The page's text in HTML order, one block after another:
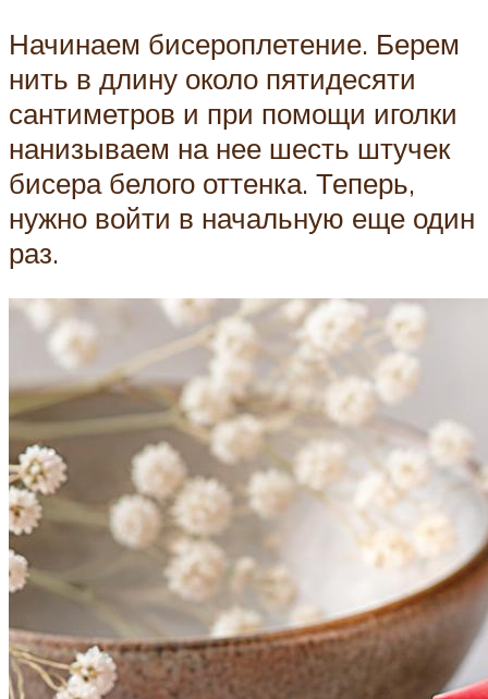
Начинаем бисероплетение. Берем
нить в длину около пятидесяти
сантиметров и при помощи иголки
нанизываем на нее шесть штучек
бисера белого оттенка. Теперь,
нужно войти в начальную еще один
раз.